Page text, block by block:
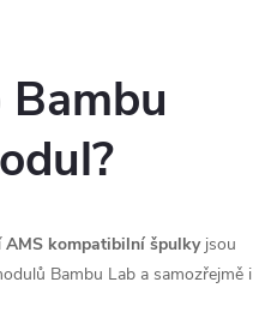
AMS kompatibilní špulkyjsou
Bambu Lab a samozřejmě i